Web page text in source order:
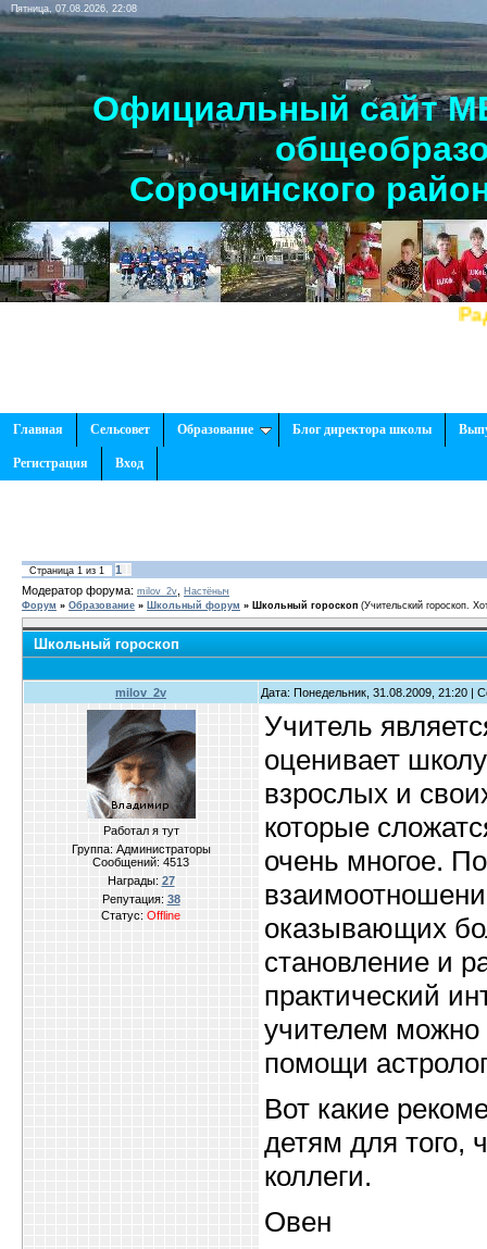
Пятница, 07.08.2026, 22:08
Официальный сайт
Сорочинского
Рады
Главная Сельсовет Образование Блог директора школы
Регистрация Вход
Страница 1 из 1
1
Модератор форума: milov_2v, Настёныч
Форум » Образование » Школьный форум » Школьный гороскоп (Учительский гороскоп.
Школьный гороскоп
milov_2v Дата: Понедельник, 31.08.2009, 21:20 |
Работал я тут
Группа: Администраторы
Сообщений: 4513
Награды: 27
Репутация: 38
Статус: Offline
Учитель
оценивает
взрослых и
которые
очень многое.
оказывающих
становление и
практический
учителем можно
помощи
Вот какие
детям для того,
коллеги.
Овен